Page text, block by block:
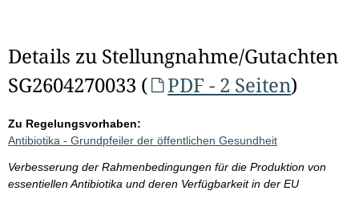
Details zu Stellungnahme/Gutachten
SG2604270033 (
PDF - 2 Seiten)
Zu Regelungsvorhaben:
Antibiotika - Grundpfeiler der öffentlichen Gesundheit
Verbesserung der Rahmenbedingungen für die Produktion von
essentiellen Antibiotika und deren Verfügbarkeit in der EU